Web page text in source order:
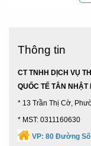
Để chọn được mẫu
hàng có thể tham
Nhật Minh:
quả cao quý.
Thông tin
CT TNHH DỊCH VỤ
QUỐC TẾ TÂN NHẬT
* 13 Trần Thị Cờ,
* MST: 0311160630
VP: 80 Đường Số